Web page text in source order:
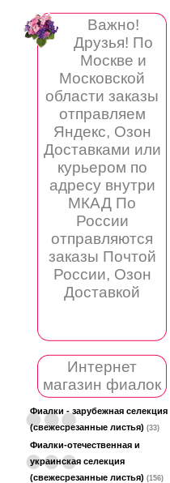
Важно!
Друзья! По
Москве и
Московской
области заказы
отправляем
Яндекс, Озон
Доставками или
курьером по
адресу внутри
МКАД По
России
отправляются
заказы Почтой
России, Озон
Доставкой
Интернет
магазин фиалок
Фиалки - зарубежная селекция
(свежесрезанные листья) (33)
Фиалки-отечественная и
украинская селекция
(свежесрезанные листья) (156)